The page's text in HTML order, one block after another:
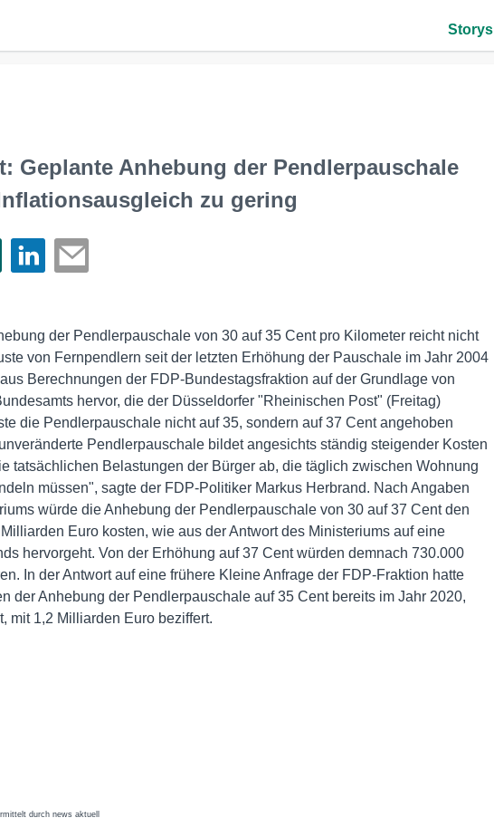
Storys
Geplante Anhebung der Pendlerpauschale
zu gering
der Pendlerpauschale von 30 auf 35 Cent pro Kilometer reicht nicht
von Fernpendlern seit der letzten Erhöhung der Pauschale im Jahr 2004
Berechnungen der FDP-Bundestagsfraktion auf der Grundlage von
hervor, die der Düsseldorfer "Rheinischen Post" (Freitag)
die Pendlerpauschale nicht auf 35, sondern auf 37 Cent angehoben
Pendlerpauschale bildet angesichts ständig steigender Kosten
tatsächlichen Belastungen der Bürger ab, die täglich zwischen Wohnung
müssen", sagte der FDP-Politiker Markus Herbrand. Nach Angaben
würde die Anhebung der Pendlerpauschale von 30 auf 37 Cent den
Euro kosten, wie aus der Antwort des Ministeriums auf eine
hervorgeht. Von der Erhöhung auf 37 Cent würden demnach 730.000
In der Antwort auf eine frühere Kleine Anfrage der FDP-Fraktion hatte
der Anhebung der Pendlerpauschale auf 35 Cent bereits im Jahr 2020,
mit 1,2 Milliarden Euro beziffert.
durch news aktuell